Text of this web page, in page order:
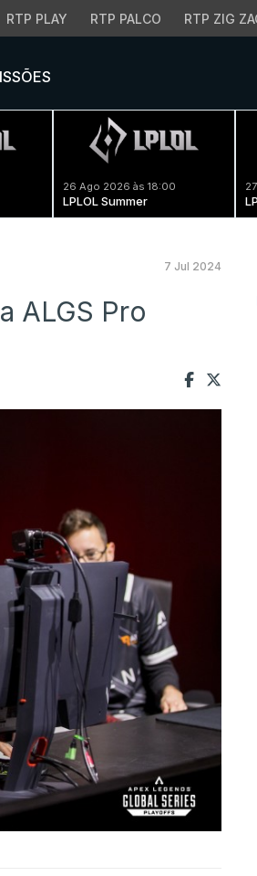
RTP PLAY RTP PALCO RTP ZIG
26 Ago 2026 às 18:00
LPLOL Summer
7 Jul 2024
ALGS Pro